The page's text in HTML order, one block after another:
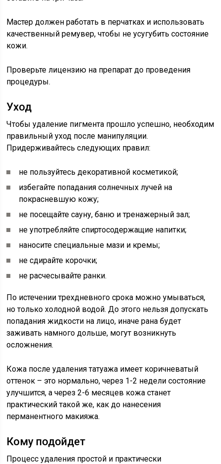
Мастер должен работать в перчатках и использовать
качественный ремувер, чтобы не усугубить состояние
кожи.
Проверьте лицензию на препарат до проведения
процедуры.
Уход
Чтобы удаление пигмента прошло успешно, необходим
правильный уход после манипуляции.
Придерживайтесь следующих правил:
не пользуйтесь декоративной косметикой;
избегайте попадания солнечных лучей на
покрасневшую кожу;
не посещайте сауну, баню и тренажерный зал;
не употребляйте спиртосодержащие напитки;
наносите специальные мази и кремы;
не сдирайте корочки;
не расчесывайте ранки.
По истечении трехдневного срока можно умываться,
но только холодной водой. До этого нельзя допускать
попадания жидкости на лицо, иначе рана будет
заживать намного дольше, могут возникнуть
осложнения.
Кожа после удаления татуажа имеет коричневатый
оттенок – это нормально, через 1-2 недели состояние
улучшится, а через 2-6 месяцев кожа станет
практический такой же, как до нанесения
перманентного макияжа.
Кому подойдет
Процесс удаления простой и практически